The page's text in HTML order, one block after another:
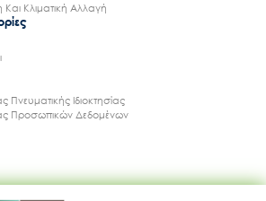
μας
Κλιματική Αλλαγή
Πνευματικής Ιδιοκτησίας
Προσωπικών Δεδομένων